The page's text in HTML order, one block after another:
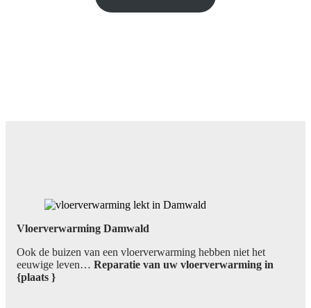
Vloerverwarming Damwald
Ook de buizen van een vloerverwarming hebben niet het
eeuwige leven… Reparatie van uw vloerverwarming in
{plaats }